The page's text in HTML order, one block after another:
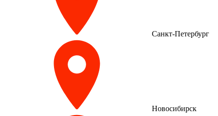
Санкт-Петербург
Новосибирск